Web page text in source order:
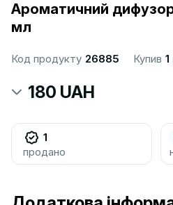
Ароматичний
мл
Код продукту 26885 Купив
180 UAH
1
продано